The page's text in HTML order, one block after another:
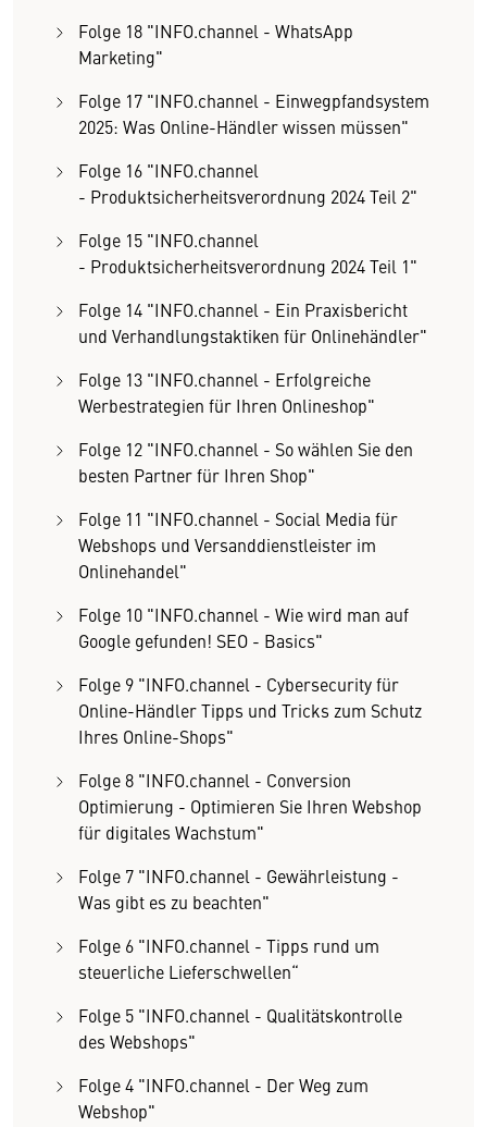
Folge 18 "INFO.channel - WhatsApp
Marketing"
Folge 17 "INFO.channel - Einwegpfandsystem
2025: Was Online-Händler wissen müssen"
Folge 16 "INFO.channel
- Produktsicherheitsverordnung 2024 Teil 2"
Folge 15 "INFO.channel
- Produktsicherheitsverordnung 2024 Teil 1"
Folge 14 "INFO.channel - Ein Praxisbericht
und Verhandlungstaktiken für Onlinehändler"
Folge 13 "INFO.channel - Erfolgreiche
Werbestrategien für Ihren Onlineshop"
Folge 12 "INFO.channel - So wählen Sie den
besten Partner für Ihren Shop"
Folge 11 "INFO.channel - Social Media für
Webshops und Versanddienstleister im
Onlinehandel"
Folge 10 "INFO.channel - Wie wird man auf
Google gefunden! SEO - Basics"
Folge 9 "INFO.channel - Cybersecurity für
Online-Händler Tipps und Tricks zum Schutz
Ihres Online-Shops"
Folge 8 "INFO.channel - Conversion
Optimierung - Optimieren Sie Ihren Webshop
für digitales Wachstum"
Folge 7 "INFO.channel - Gewährleistung -
Was gibt es zu beachten"
Folge 6 "INFO.channel - Tipps rund um
steuerliche Lieferschwellen“
Folge 5 "INFO.channel - Qualitätskontrolle
des Webshops"
Folge 4 "INFO.channel - Der Weg zum
Webshop"